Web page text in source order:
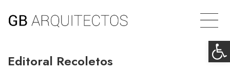
Editoral Recoletos